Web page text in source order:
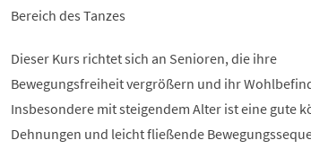
Bereich des Tanzes
Dieser Kurs richtet sich an Senioren, die ihre
Bewegungsfreiheit vergrößern und ihr
Insbesondere mit steigendem Alter ist eine gute
Dehnungen und leicht fließende